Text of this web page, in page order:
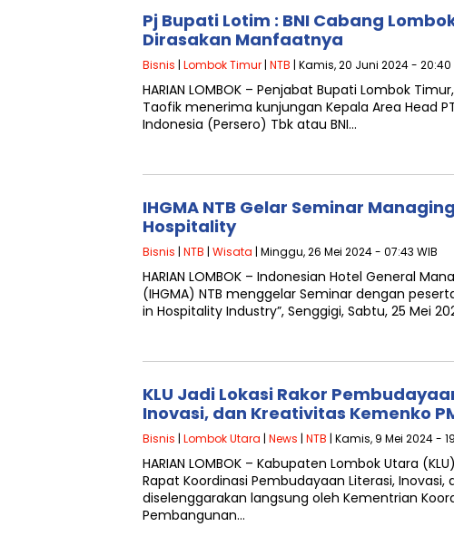
Pj Bupati Lotim : BNI Cabang
Dirasakan Manfaatnya
Bisnis | Lombok Timur | NTB | Kamis, 20 Juni 2024 - 20:40
HARIAN LOMBOK – Penjabat Bupati Lombok
Taofik menerima kunjungan Kepala Area Head
Indonesia (Persero) Tbk atau BNI…
IHGMA NTB Gelar Seminar
Hospitality
Bisnis | NTB | Wisata | Minggu, 26 Mei 2024 - 07:43 WIB
HARIAN LOMBOK – Indonesian Hotel General
(IHGMA) NTB menggelar Seminar dengan
in Hospitality Industry”, Senggigi, Sabtu, 25 Mei
KLU Jadi Lokasi Rakor
Inovasi, dan Kreativitas Kemenko
Bisnis | Lombok Utara | News | NTB | Kamis, 9 Mei 2024 -
HARIAN LOMBOK – Kabupaten Lombok Utara
Rapat Koordinasi Pembudayaan Literasi, Inovasi,
diselenggarakan langsung oleh Kementrian
Pembangunan…